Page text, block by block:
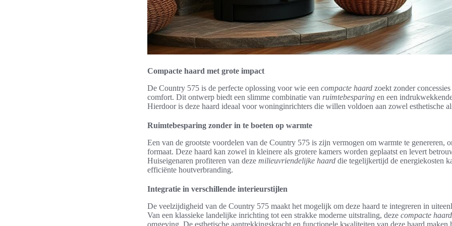
Compacte haard met grote impact
De Country 575 is de perfecte oplossing voor wie een compacte haard zoekt zonder
comfort. Dit ontwerp biedt een slimme combinatie van ruimtebesparing en een
Hierdoor is deze haard ideaal voor woninginrichters die willen voldoen aan zowel esthetische
Ruimtebesparing zonder in te boeten op warmte
Een van de grootste voordelen van de Country 575 is zijn vermogen om warmte te genereren,
formaat. Deze haard kan zowel in kleinere als grotere kamers worden geplaatst en levert
Huiseigenaren profiteren van deze milieuvriendelijke haard die tegelijkertijd de energiekosten
efficiënte houtverbranding.
Integratie in verschillende interieurstijlen
De veelzijdigheid van de Country 575 maakt het mogelijk om deze haard te integreren in
Van een klassieke landelijke inrichting tot een strakke moderne uitstraling, deze compacte haard
omgeving. De esthetische aantrekkingskracht en functionele kwaliteiten van deze haard maken